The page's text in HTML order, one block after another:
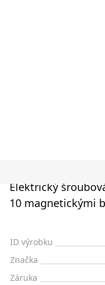
Elektrický
10 magnetickými
ID výrobku
Značka
Záruka